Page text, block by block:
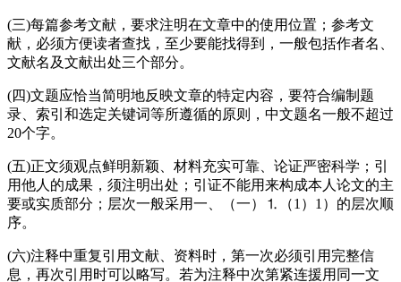
(三)每篇参考文献，要求注明在文章中的使用位置；参考文
献，必须方便读者查找，至少要能找得到，一般包括作者名、
文献名及文献出处三个部分。
(四)文题应恰当简明地反映文章的特定内容，要符合编制题
录、索引和选定关键词等所遵循的原则，中文题名一般不超过
20个字。
(五)正文须观点鲜明新颖、材料充实可靠、论证严密科学；引
用他人的成果，须注明出处；引证不能用来构成本人论文的主
要或实质部分；层次一般采用一、（一）⒈（1）1）的层次顺
序。
(六)注释中重复引用文献、资料时，第一次必须引用完整信
息，再次引用时可以略写。若为注释中次第紧连援用同一文